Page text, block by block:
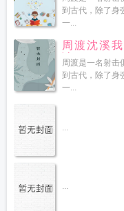
到古代，除了身
一...
周渡沈溪
读
周渡是一名射击
到古代，除了身
一...
...
...